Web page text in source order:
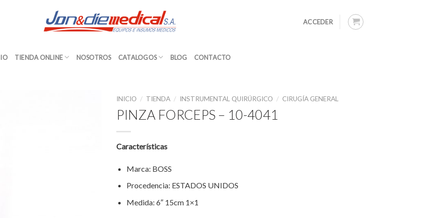
ACCEDER
TIENDA ONLINE NOSOTROS CATALOGOS BLOG CONTACTO
INICIO / TIENDA / INSTRUMENTAL QUIRÚRGICO / CIRUGÍA GENERAL
PINZA FORCEPS – 10-4041
Características
Marca: BOSS
Procedencia: ESTADOS UNIDOS
Medida: 6″ 15cm 1×1